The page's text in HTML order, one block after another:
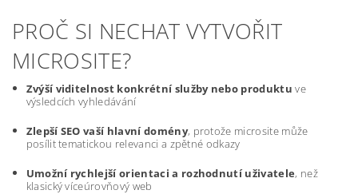
PROČ SI NECHAT VYTVOŘIT
MICROSITE?
Zvýší viditelnost konkrétní služby nebo produktu ve
výsledcích vyhledávání
Zlepší SEO vaší hlavní domény, protože microsite může
posílit tematickou relevanci a zpětné odkazy
Umožní rychlejší orientaci a rozhodnutí uživatele, než
klasický víceúrovňový web